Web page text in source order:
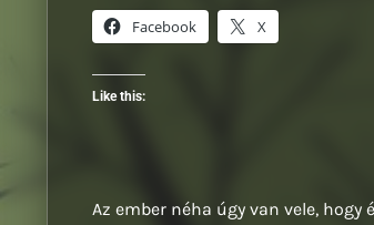
Facebook X
Like this:
Az ember néha úgy van vele, hogy